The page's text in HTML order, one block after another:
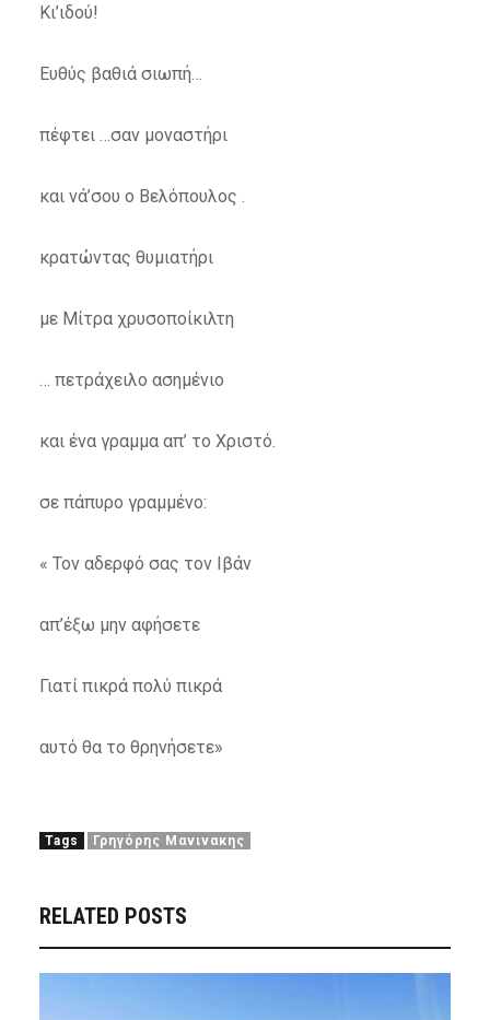
Κι’ιδού!
Ευθύς βαθιά σιωπή…
πέφτει …σαν μοναστήρι
και νά’σου ο Βελόπουλος .
κρατώντας θυμιατήρι
με Μίτρα χρυσοποίκιλτη
… πετράχειλο ασημένιο
και ένα γραμμα απ’ το Χριστό.
σε πάπυρο γραμμένο:
« Τον αδερφό σας τον Ιβάν
απ’έξω μην αφήσετε
Γιατί πικρά πολύ πικρά
αυτό θα το θρηνήσετε»
Tags Γρηγόρης Μανινακης
RELATED POSTS